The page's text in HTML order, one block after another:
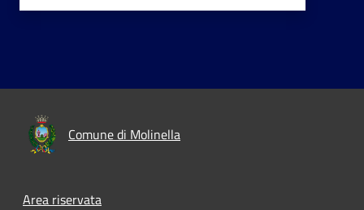
Comune di Molinella
Area riservata